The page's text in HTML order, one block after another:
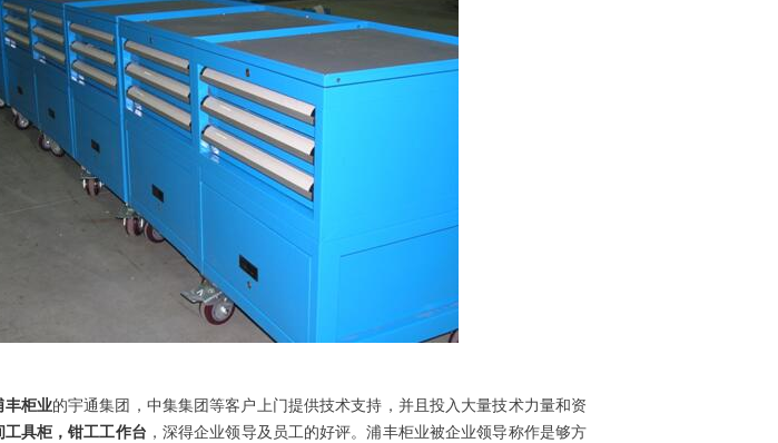
丰柜业的宇通集团，中集集团等客户上门提供技术支持，并且投入大量技术力量和资
工具柜，钳工工作台 ，深得企业领导及员工的好评。浦丰柜业被企业领导称作是够方